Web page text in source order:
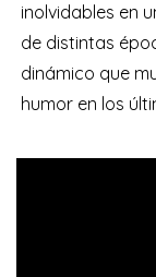
inolvidables en
de distintas
dinámico que
humor en los